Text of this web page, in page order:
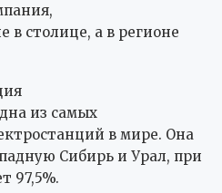
в столице, а в регионе
из самых
в мире. Она
Сибирь и Урал, при
97,5%.